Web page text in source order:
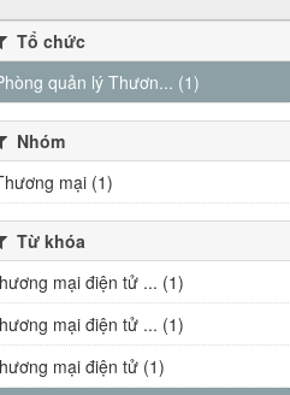
Tổ chức
quản lý Thươn... (1)
Nhóm
mại (1)
Từ khóa
mại điện tử ... (1)
mại điện tử ... (1)
mại điện tử (1)